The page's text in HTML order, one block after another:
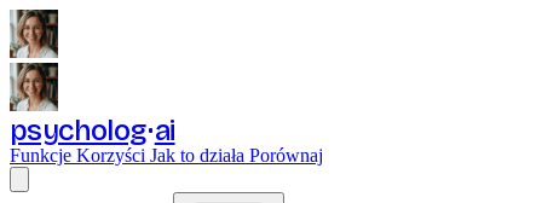
psycholog ai
Funkcje Korzyści Jak to działa Porównaj